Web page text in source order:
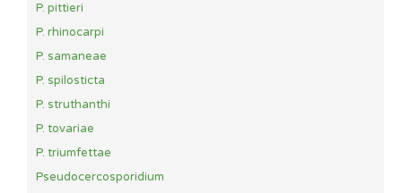
P. pittieri
P. rhinocarpi
P. samaneae
P. spilosticta
P. struthanthi
P. tovariae
P. triumfettae
Pseudocercosporidium